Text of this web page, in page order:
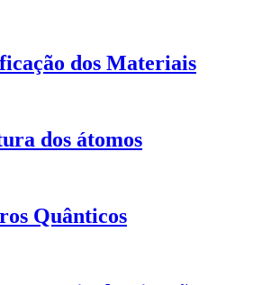
dos Materiais
dos átomos
Quânticos